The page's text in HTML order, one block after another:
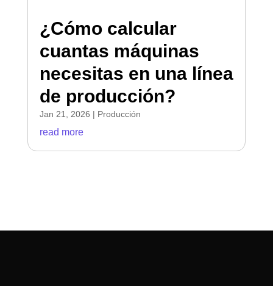
¿Cómo calcular
cuantas máquinas
necesitas en una línea
de producción?
Jan 21, 2026 | Producción
read more